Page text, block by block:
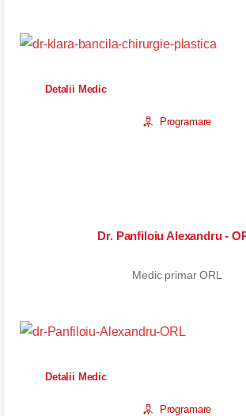
Detalii Medic
Programare
Dr. Panfiloiu Alexandru -
Medic primar ORL
Detalii Medic
Programare